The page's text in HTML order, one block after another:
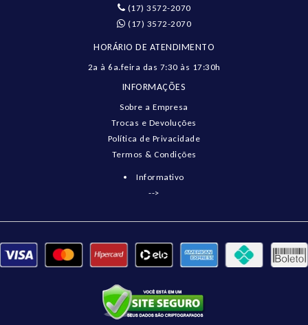
(17) 3572-2070
(17) 3572-2070
HORÁRIO DE ATENDIMENTO
2a à 6a.feira das 7:30 às 17:30h
INFORMAÇÕES
Sobre a Empresa
Trocas e Devoluções
Política de Privacidade
Termos & Condições
Informativo
-->